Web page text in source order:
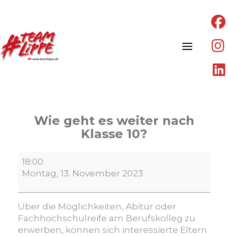
Wie geht es weiter nach
Klasse 10?
Wie
geht
weiter
nach
Klasse
10?
18:00
Montag, 13. November 2023
Über die Möglichkeiten, Abitur oder
Fachhochschulreife am Berufskolleg zu
erwerben, können sich interessierte Eltern